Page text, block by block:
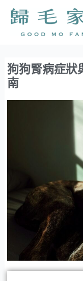
狗狗腎病症狀
南